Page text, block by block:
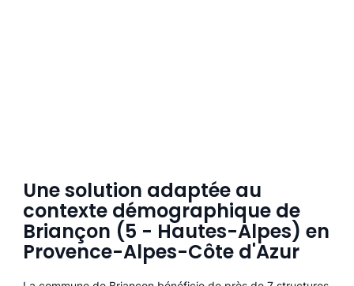
Une solution adaptée au
contexte démographique de
Briançon (5 - Hautes-Alpes) en
Provence-Alpes-Côte d'Azur